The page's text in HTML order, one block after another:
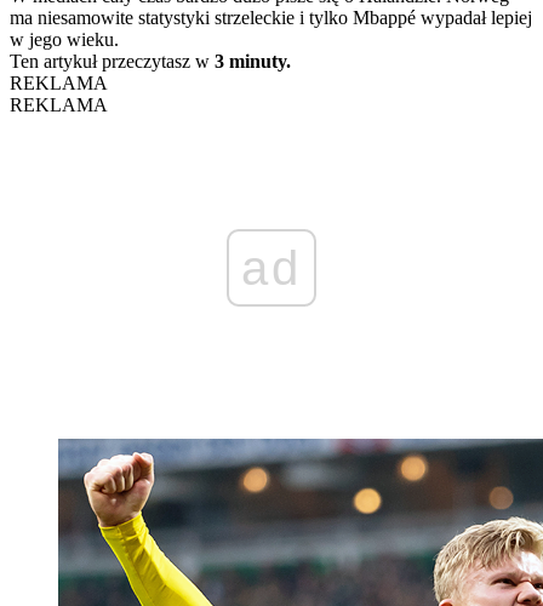
ma niesamowite statystyki strzeleckie i tylko Mbappé wypadał lepiej
w jego wieku.
Ten artykuł przeczytasz w 3 minuty.
REKLAMA
REKLAMA
ad